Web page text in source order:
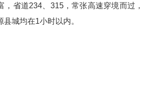
，省道234、315，常张高速穿境而过，
城均在1小时以内。